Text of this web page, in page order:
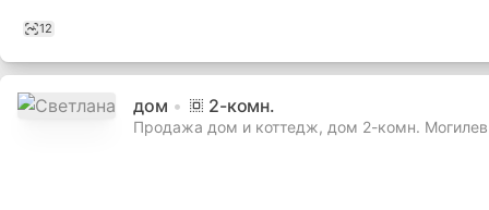
12
дом 2-комн.
Продажа дом и коттедж, дом 2-комн. Могилев